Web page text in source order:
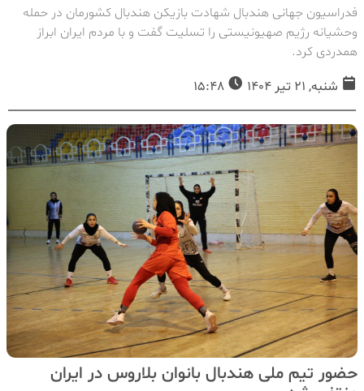
فدراسیون جهانی هندبال شهادت بازیکن هندبال کشورمان در حمله
وحشیانه رژیم صهیونیستی را تسلیت گفت و با مردم ایران ابراز
همدردی کرد.
شنبه, 21 تیر 1404
حضور تیم ملی هندبال بانوان بلاروس در ایران